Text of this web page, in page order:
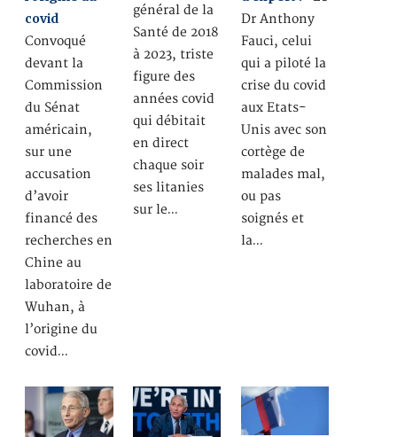
covid
Convoqué
devant la
Commission
du Sénat
américain,
sur une
accusation
d’avoir
financé des
recherches en
Chine au
laboratoire de
Wuhan, à
l’origine du
covid…
général de la
Santé de 2018
à 2023, triste
figure des
années covid
qui débitait
en direct
chaque soir
ses litanies
sur le…
Dr Anthony
Fauci, celui
qui a piloté la
crise du covid
aux Etats-
Unis avec son
cortège de
malades mal,
ou pas
soignés et
la…